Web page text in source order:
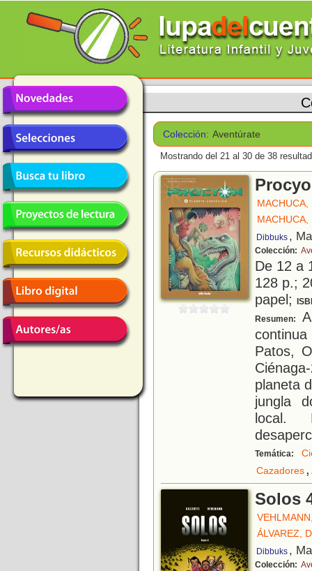
Colección: Aventúrate
Mostrando del 21 al 30 de 38
MACHUCA,
MACHUCA,
Dibbuks ,
Colección:
De 12 a
128 p.;
papel;
Resumen:
Patos,
planeta
jungla
local.
Temática:
Cazadores,
Solos
ÁLVAREZ,
Dibbuks ,
Colección: